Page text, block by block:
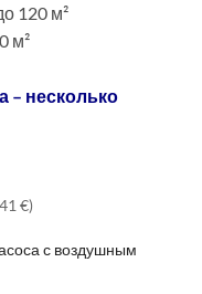
120 м²
м²
– несколько
€)
с воздушным